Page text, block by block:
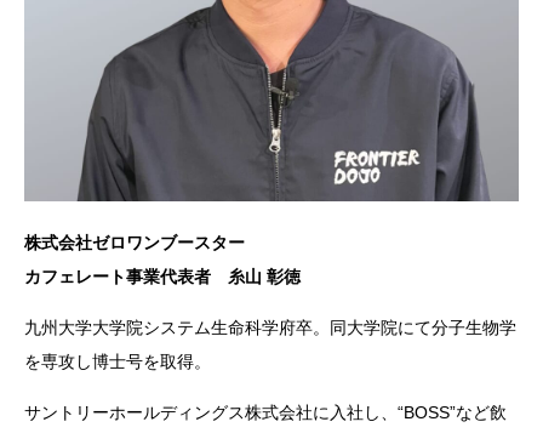
株式会社ゼロワンブースター
カフェレート事業代表者 糸山 彰徳
九州大学大学院システム生命科学府卒。同大学院にて分子生物学
を専攻し博士号を取得。
サントリーホールディングス株式会社に入社し、“BOSS”など飲